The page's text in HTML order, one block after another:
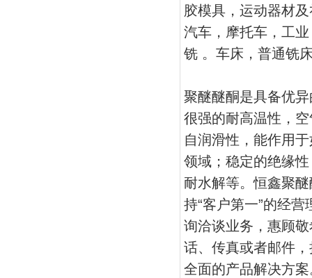
胶模具，运动器材
汽车，摩托车，工
铣 。车床，普通铣
聚醚醚酮是具备优
很强的耐高温性，
自润滑性，能作用
领域；稳定的绝缘
耐水解等。恒鑫聚
持“客户第一”的经
询洽谈业务，惠顾
话、传真或者邮件
全面的产品解决方案